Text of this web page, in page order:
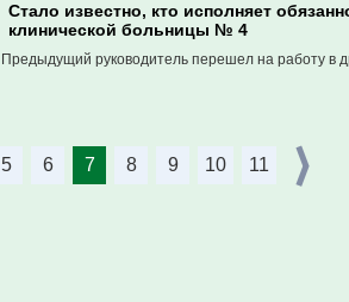
Стало известно, кто исполняет
клинической больницы № 4
Предыдущий руководитель перешел на работу в
5 6 7 8 9 10 11